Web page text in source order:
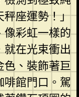
座運勢！」
彩虹一樣的
在光束衝出
色、裝飾著巨
啡館門口。駕